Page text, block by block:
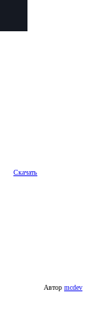
Скачать
Автор mcdev